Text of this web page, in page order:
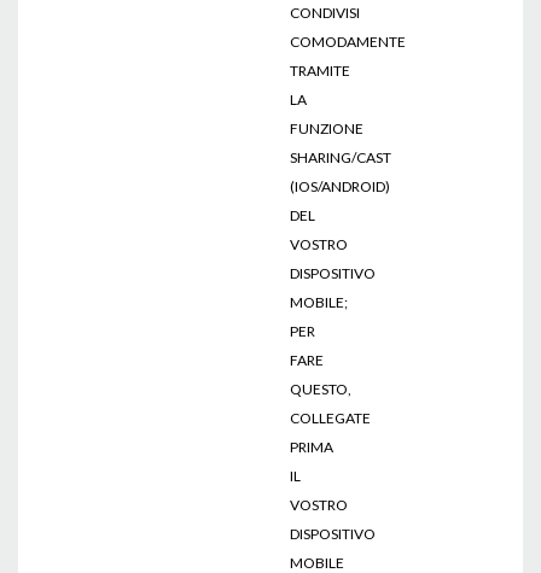
CONDIVISI
COMODAMENTE
TRAMITE
LA
FUNZIONE
SHARING/CAST
(IOS/ANDROID)
DEL
VOSTRO
DISPOSITIVO
MOBILE;
PER
FARE
QUESTO,
COLLEGATE
PRIMA
IL
VOSTRO
DISPOSITIVO
MOBILE